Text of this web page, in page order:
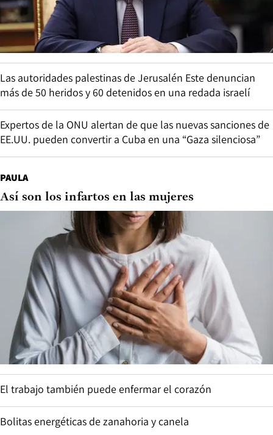
Las autoridades palestinas de Jerusalén Este denuncian
más de 50 heridos y 60 detenidos en una redada israelí
Expertos de la ONU alertan de que las nuevas sanciones de
EE.UU. pueden convertir a Cuba en una “Gaza silenciosa”
PAULA
Así son los infartos en las mujeres
El trabajo también puede enfermar el corazón
Bolitas energéticas de zanahoria y canela